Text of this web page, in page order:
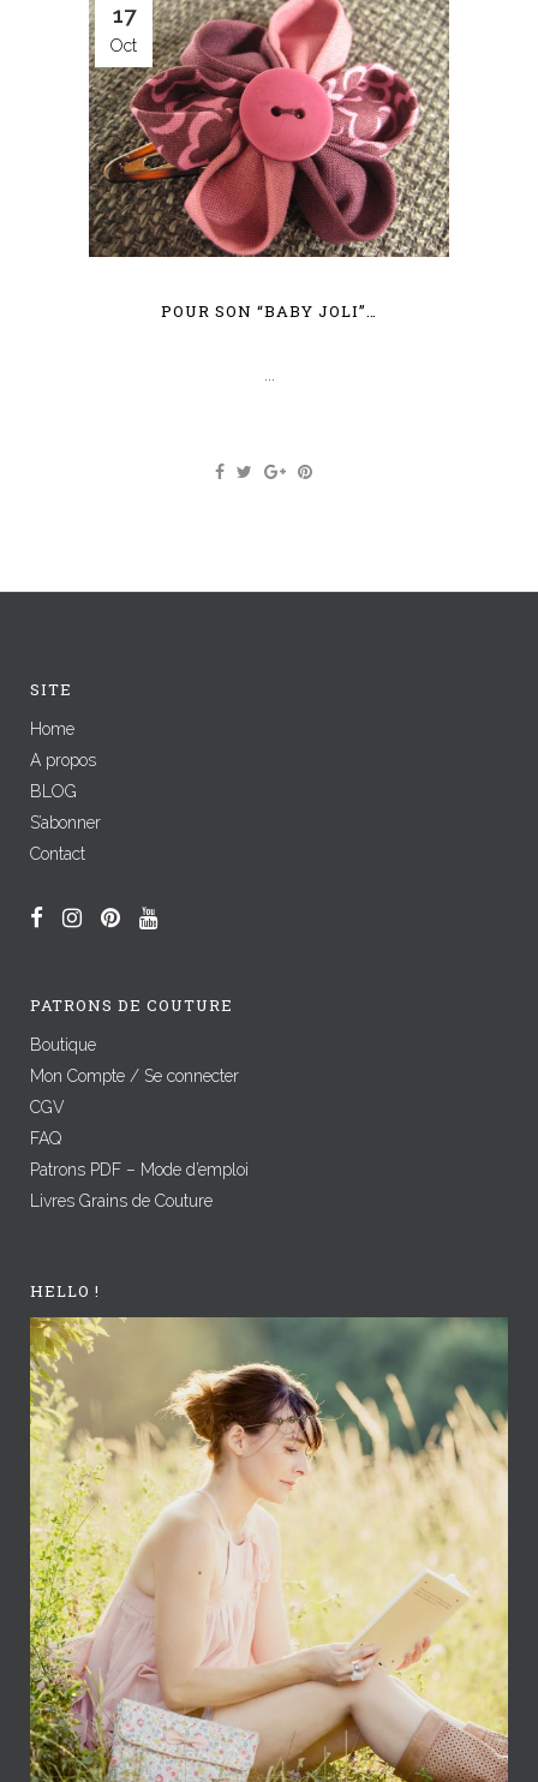
17
Oct
POUR SON “BABY JOLI”…
...
SITE
Home
A propos
BLOG
S’abonner
Contact
PATRONS DE COUTURE
Boutique
Mon Compte / Se connecter
CGV
FAQ
Patrons PDF – Mode d’emploi
Livres Grains de Couture
HELLO !